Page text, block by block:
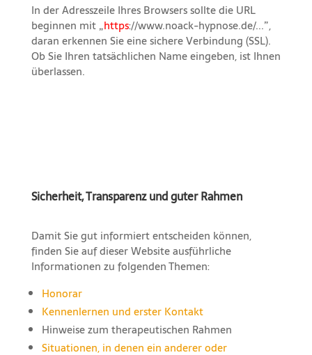
In der Adresszeile Ihres Browsers sollte die URL
beginnen mit „https://www.noack-hypnose.de/...”,
daran erkennen Sie eine sichere Verbindung (SSL).
Ob Sie Ihren tatsächlichen Name eingeben, ist Ihnen
überlassen.
Sicherheit, Transparenz und guter Rahmen
Damit Sie gut informiert entscheiden können,
finden Sie auf dieser Website ausführliche
Informationen zu folgenden Themen:
Honorar
Kennenlernen und erster Kontakt
Hinweise zum therapeutischen Rahmen
Situationen, in denen ein anderer oder